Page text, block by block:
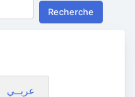
Recherche
عربــي